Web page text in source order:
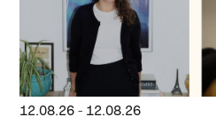
12.08.26 - 12.08.26